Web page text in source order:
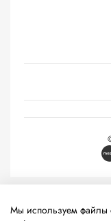
технологии
Мы используем файлы